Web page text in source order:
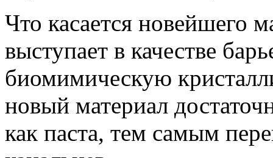
Что касается новейшего
выступает в качестве
биомимическую
новый материал
как паста, тем самым